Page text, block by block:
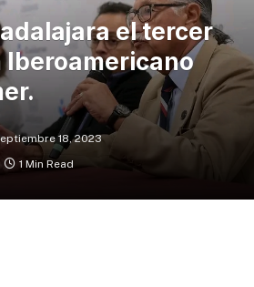
el tercer
Iberoamericano
18, 2023
1 Min Read